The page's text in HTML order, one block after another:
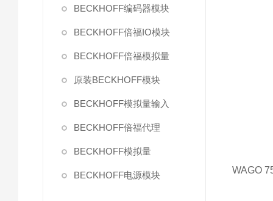
BECKHOFF编码器模块
BECKHOFF倍福IO模块
BECKHOFF倍福模拟量
原装BECKHOFF模块
BECKHOFF模拟量输入
BECKHOFF倍福代理
BECKHOFF模拟量
BECKHOFF电源模块 WAGO